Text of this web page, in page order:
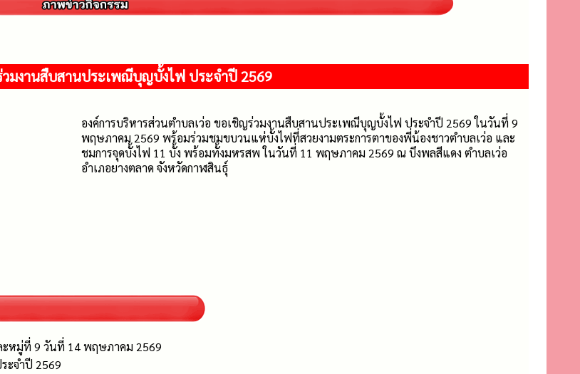
มงานสืบสานประเพณีบุญบั้งไฟ ประจำปี 2569
องค์การบริหารส่วนตำบลเว่อ ขอเชิญร่วมงานสืบสานประเพณีบุญบั้งไฟ ประจำปี 2569 ในวันที่ 9
พฤษภาคม 2569 พร้อมร่วมชมขบวนแห่บั้งไฟที่สวยงามตระการตาของพี่น้องชาวตำบลเว่อ และ
ชมการจุดบั้งไฟ 11 บั้ง พร้อมทั้งมหรสพ ในวันที่ 11 พฤษภาคม 2569 ณ บึงพลสีแดง ตำบลเว่อ
อำเภอยางตลาด จังหวัดกาฬสินธุ์
ะหมู่ที่ 9 วันที่ 14 พฤษภาคม 2569
ะจำปี 2569